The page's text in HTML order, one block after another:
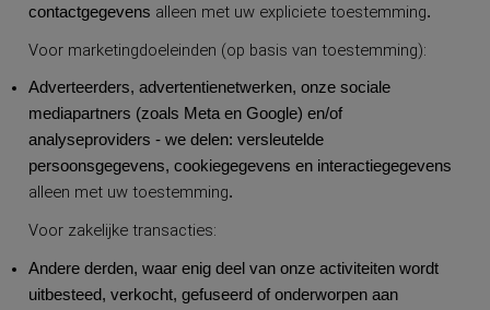
contactgegevens alleen met uw expliciete toestemming.
Voor marketingdoeleinden (op basis van toestemming):
Adverteerders, advertentienetwerken, onze sociale
mediapartners (zoals Meta en Google) en/of
analyseproviders - we delen: versleutelde
persoonsgegevens, cookiegegevens en interactiegegevens
alleen met uw toestemming.
Voor zakelijke transacties:
Andere derden, waar enig deel van onze activiteiten wordt
uitbesteed, verkocht, gefuseerd of onderworpen aan